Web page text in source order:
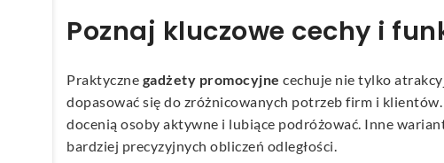
Poznaj kluczowe cechy i
Praktyczne gadżety promocyjne cechuje nie tylko
dopasować się do zróżnicowanych potrzeb firm i
docenią osoby aktywne i lubiące podróżować. Inne
bardziej precyzyjnych obliczeń odległości.